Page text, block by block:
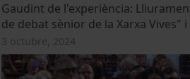
Gaudint de l'experiència:
de debat sènior de la Xarxa Vives" i
3 octubre, 2024